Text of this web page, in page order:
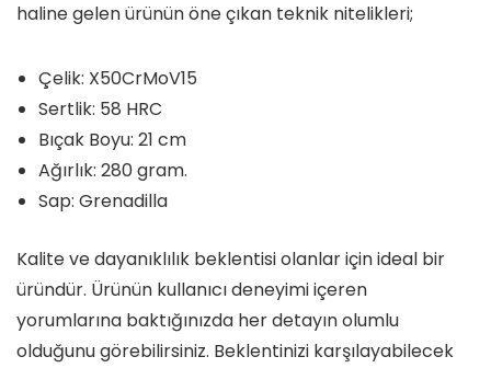
haline gelen ürünün öne çıkan teknik nitelikleri;
Çelik: X50CrMoV15
Sertlik: 58 HRC
Bıçak Boyu: 21 cm
Ağırlık: 280 gram.
Sap: Grenadilla
Kalite ve dayanıklılık beklentisi olanlar için ideal bir
üründür. Ürünün kullanıcı deneyimi içeren
yorumlarına baktığınızda her detayın olumlu
olduğunu görebilirsiniz. Beklentinizi karşılayabilecek